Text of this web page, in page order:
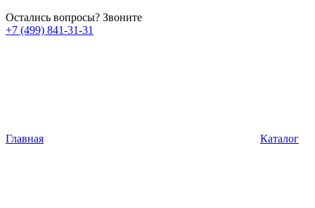
Остались вопросы? Звоните
+7 (499) 841-31-31
Главная Каталог